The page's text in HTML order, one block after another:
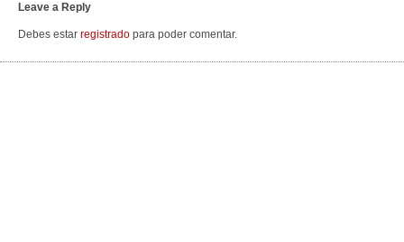
Leave a Reply
Debes estar registrado para poder comentar.